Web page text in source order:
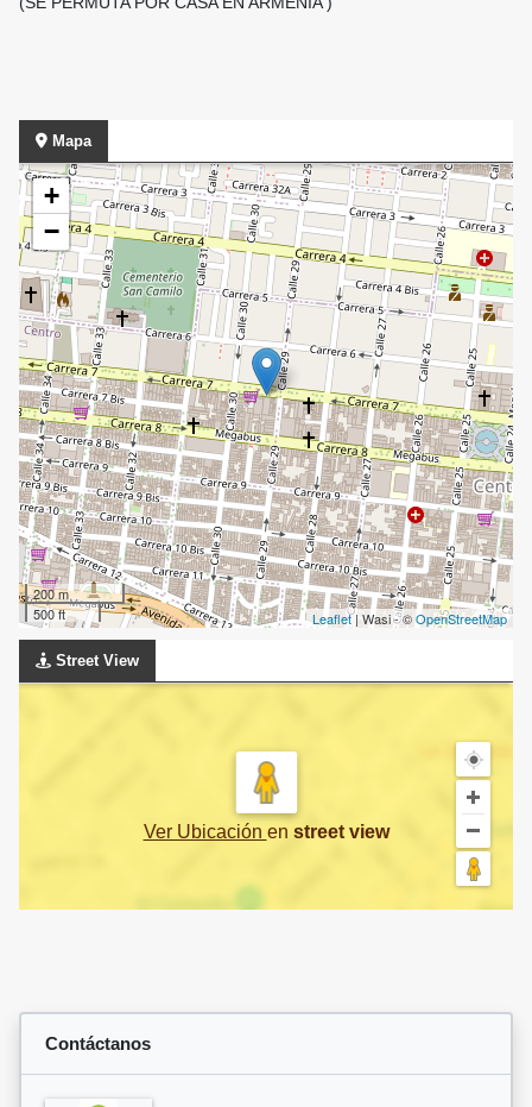
Mapa
+
−
200 m
500 ft
Leaflet| Wasi - ©OpenStreetMap
Street View
Ver Ubicación en street view
Contáctanos